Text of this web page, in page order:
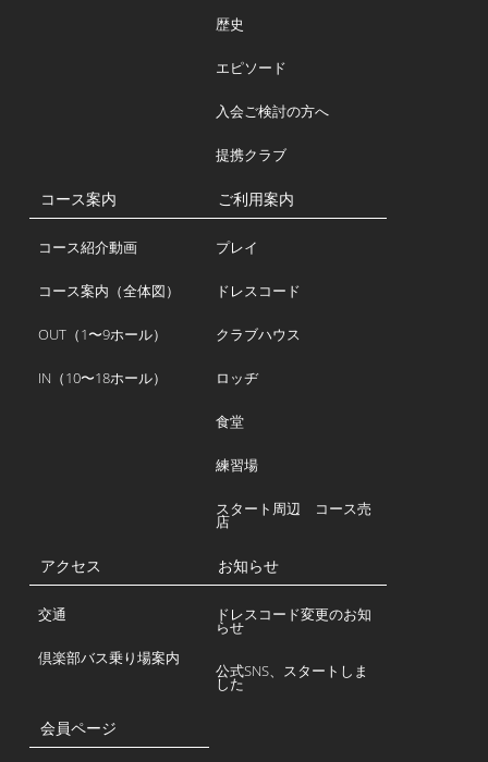
歴史
エピソード
入会ご検討の方へ
提携クラブ
コース案内
コース紹介動画
コース案内（全体図）
OUT（1〜9ホール）
IN（10〜18ホール）
ご利用案内
プレイ
ドレスコード
クラブハウス
ロッヂ
食堂
練習場
スタート周辺 コース売
店
アクセス
交通
倶楽部バス乗り場案内
お知らせ
ドレスコード変更のお知
らせ
公式SNS、スタートしま
した
会員ページ